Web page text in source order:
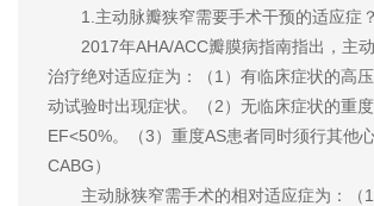
1.主动脉瓣狭窄需要手术干预的适应症？
2017年AHA/ACC瓣膜病指南指出，主
治疗绝对适应症为：（1）有临床症状的高
动试验时出现症状。（2）无临床症状的重
EF<50%。（3）重度AS患者同时须行其他
CABG）
主动脉狭窄需手术的相对适应症为：（1